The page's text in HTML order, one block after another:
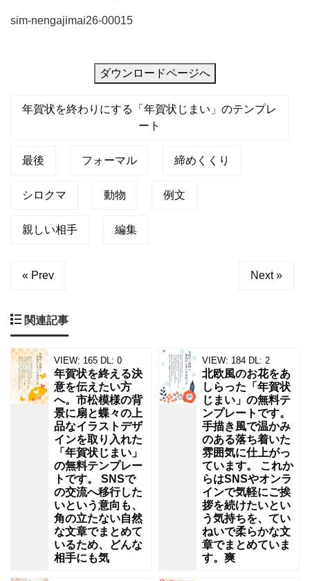
い
ク
の
ラ
ト
印
的
な
デ
ザ
イ
sim-nengajimai26-00015
ダウンロードページへ
年賀状を終わりにする「年賀状じまい」のテンプレ
ート
最後 フォーマル 締めくくり
シロクマ 動物 例文
親しい相手 編集
« Prev Next »
関連記事
VIEW: 165 DL: 0
年賀状を終える決
意を伝えたい方
へ。市松模様の背
景に扇と蝶々の上
品なイラストデザ
インを取り入れた
「年賀状じまい」
の無料テンプレー
トです。 SNSで
の交流へ移行した
いという意向も、
角の立たない自然
な文章でまとめて
いるため、どんな
相手にも気
VIEW: 184 DL: 2
北欧風のお花をあ
しらった「年賀状
じまい」の無料テ
ンプレートです。
手描き風で温かみ
のある落ち着いた
雰囲気に仕上がっ
ています。 これか
らはSNSやオンラ
インで気軽にご挨
拶を続けたいとい
う気持ちを、てい
ねいで柔らかな文
章でまとめていま
す。爽